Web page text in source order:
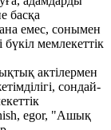
басқа
емес, сонымен
бүкіл мемлекеттік
актілермен
сондай-
egor, "Ашық